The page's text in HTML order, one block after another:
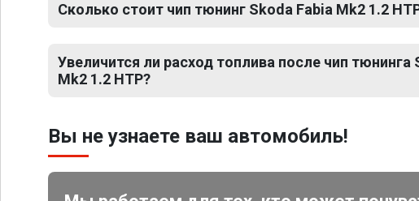
Сколько стоит чип тюнинг Skoda Fabia Mk2 1.2
Увеличится ли расход топлива после чип тюнинга
Mk2 1.2 HTP?
Вы не узнаете ваш автомобиль!